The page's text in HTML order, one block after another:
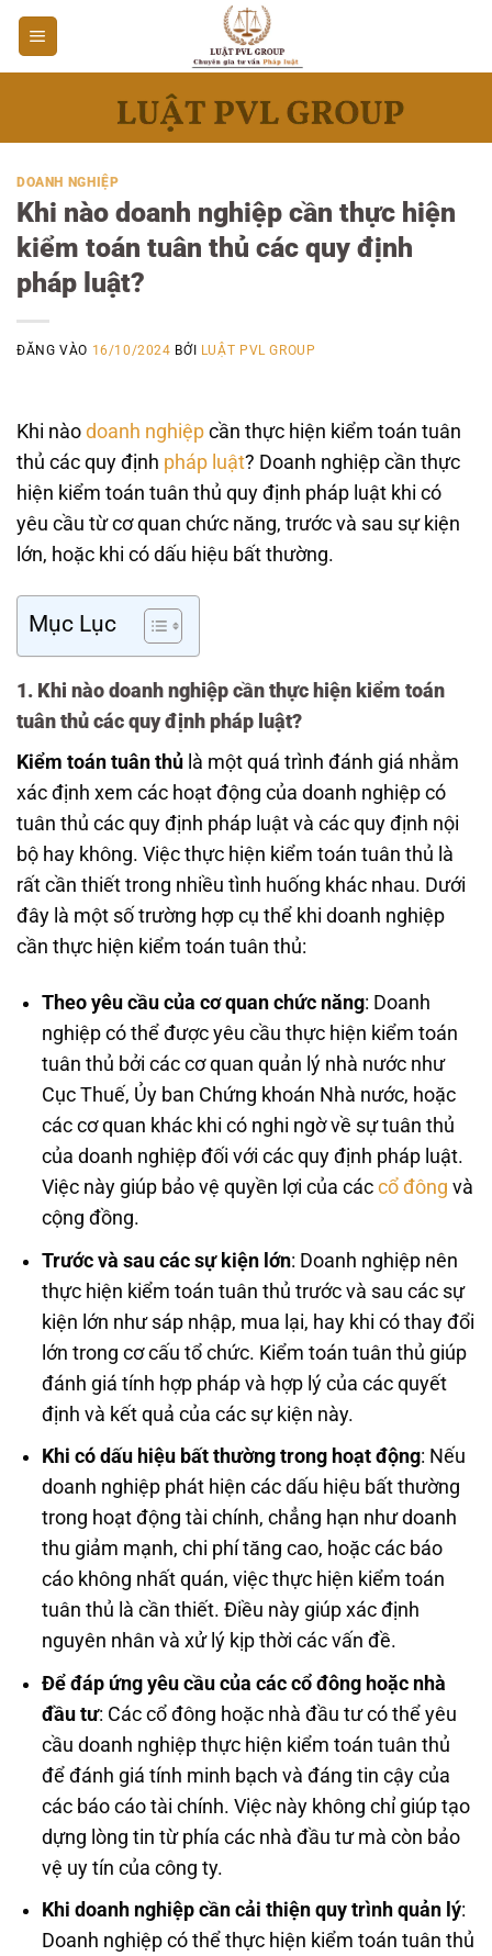
Bỏ
qua
nội
DOANH NGHIỆP
Khi nào doanh nghiệp cần thực hiện
kiểm toán tuân thủ các quy định
pháp luật?
ĐĂNG VÀO 16/10/2024 BỞI LUẬT PVL GROUP
Khi nào doanh nghiệp cần thực hiện kiểm toán tuân
thủ các quy định pháp luật? Doanh nghiệp cần thực
hiện kiểm toán tuân thủ quy định pháp luật khi có
yêu cầu từ cơ quan chức năng, trước và sau sự kiện
lớn, hoặc khi có dấu hiệu bất thường.
Mục Lục
1. Khi nào doanh nghiệp cần thực hiện kiểm toán
tuân thủ các quy định pháp luật?
Kiểm toán tuân thủ là một quá trình đánh giá nhằm
xác định xem các hoạt động của doanh nghiệp có
tuân thủ các quy định pháp luật và các quy định nội
bộ hay không. Việc thực hiện kiểm toán tuân thủ là
rất cần thiết trong nhiều tình huống khác nhau. Dưới
đây là một số trường hợp cụ thể khi doanh nghiệp
cần thực hiện kiểm toán tuân thủ:
Theo yêu cầu của cơ quan chức năng: Doanh
nghiệp có thể được yêu cầu thực hiện kiểm toán
tuân thủ bởi các cơ quan quản lý nhà nước như
Cục Thuế, Ủy ban Chứng khoán Nhà nước, hoặc
các cơ quan khác khi có nghi ngờ về sự tuân thủ
của doanh nghiệp đối với các quy định pháp luật.
Việc này giúp bảo vệ quyền lợi của cáccổ đông và
cộng đồng.
Trước và sau các sự kiện lớn: Doanh nghiệp nên
thực hiện kiểm toán tuân thủ trước và sau các sự
kiện lớn như sáp nhập, mua lại, hay khi có thay đổi
lớn trong cơ cấu tổ chức. Kiểm toán tuân thủ giúp
đánh giá tính hợp pháp và hợp lý của các quyết
định và kết quả của các sự kiện này.
Khi có dấu hiệu bất thường trong hoạt động: Nếu
doanh nghiệp phát hiện các dấu hiệu bất thường
trong hoạt động tài chính, chẳng hạn như doanh
thu giảm mạnh, chi phí tăng cao, hoặc các báo
cáo không nhất quán, việc thực hiện kiểm toán
tuân thủ là cần thiết. Điều này giúp xác định
nguyên nhân và xử lý kịp thời các vấn đề.
Để đáp ứng yêu cầu của các cổ đông hoặc nhà
đầu tư: Các cổ đông hoặc nhà đầu tư có thể yêu
cầu doanh nghiệp thực hiện kiểm toán tuân thủ
để đánh giá tính minh bạch và đáng tin cậy của
các báo cáo tài chính. Việc này không chỉ giúp tạo
dựng lòng tin từ phía các nhà đầu tư mà còn bảo
vệ uy tín của công ty.
Khi doanh nghiệp cần cải thiện quy trình quản lý:
Doanh nghiệp có thể thực hiện kiểm toán tuân thủ